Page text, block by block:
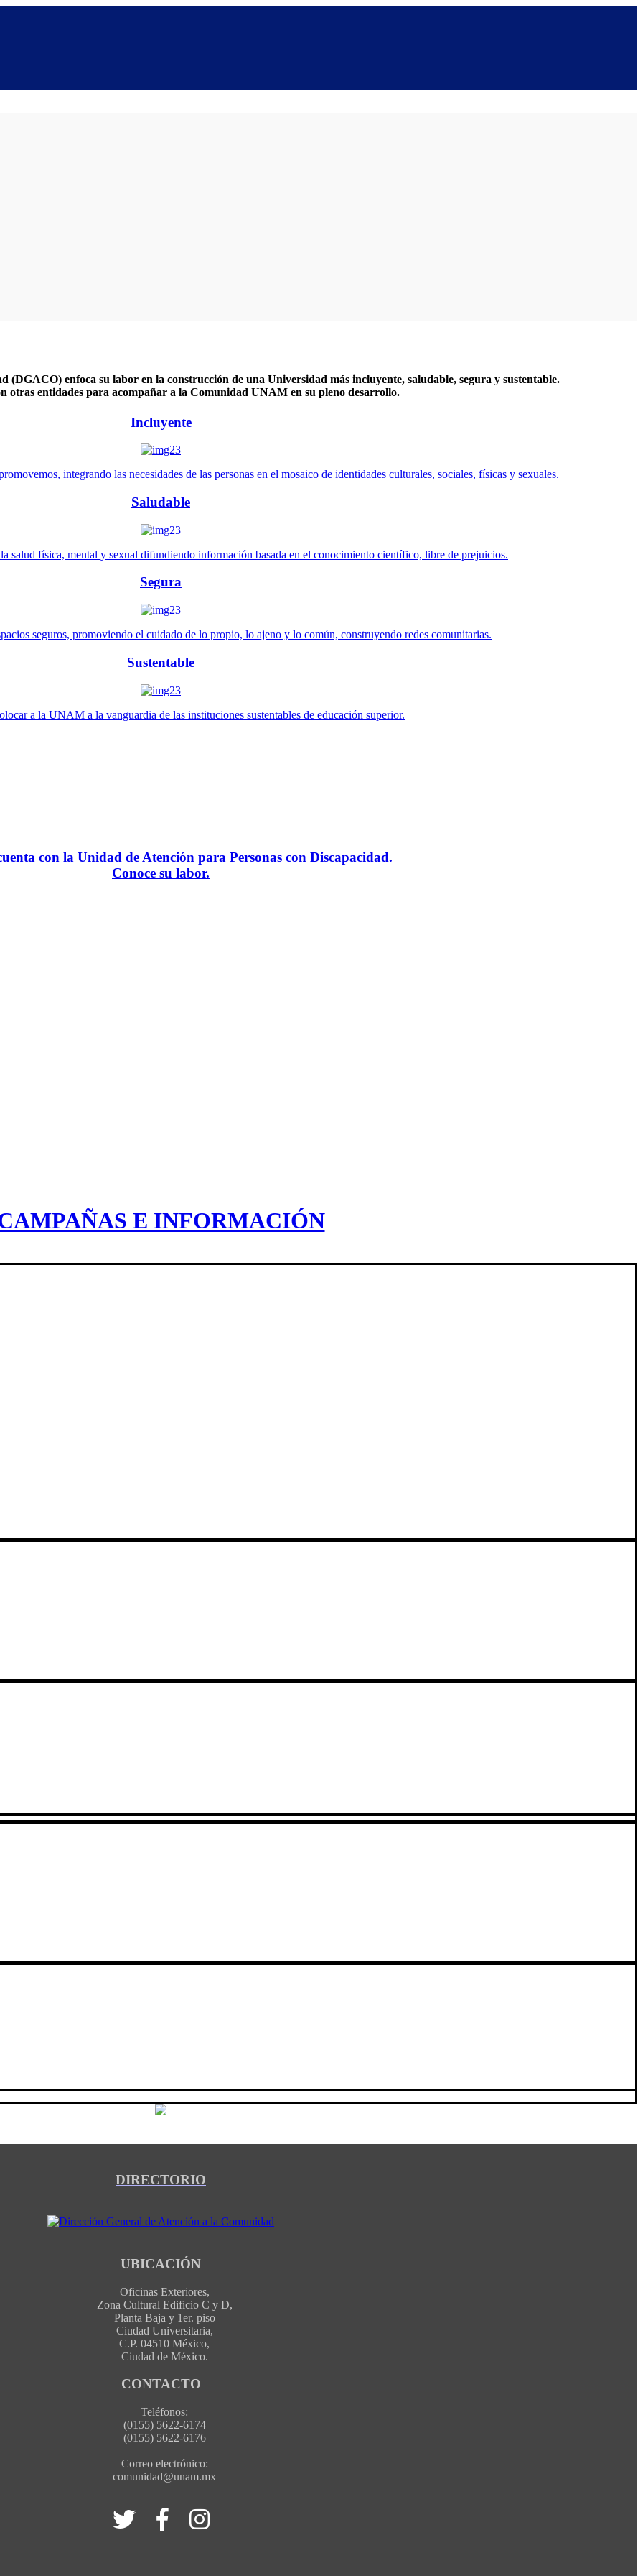
(DGACO) enfoca su labor en la construcción de una Universidad más incluyente, saludable, segura y sustentable.
otras entidades para acompañar a la Comunidad UNAM en su pleno desarrollo.
Incluyente
integrando las necesidades de las personas en el mosaico de identidades culturales, sociales, físicas y sexuales.
Saludable
salud física, mental y sexual difundiendo información basada en el conocimiento científico, libre de prejuicios.
Segura
seguros, promoviendo el cuidado de lo propio, lo ajeno y lo común, construyendo redes comunitarias.
Sustentable
a la UNAM a la vanguardia de las instituciones sustentables de educación superior.
con la Unidad de Atención para Personas con Discapacidad.
Conoce su labor.
E INFORMACIÓN
DIRECTORIO
UBICACIÓN
Oficinas Exteriores,
Zona Cultural Edificio C y D,
Planta Baja y 1er. piso
Ciudad Universitaria,
C.P. 04510 México,
Ciudad de México.
CONTACTO
Teléfonos:
(0155) 5622-6174
(0155) 5622-6176
Correo electrónico:
comunidad@unam.mx